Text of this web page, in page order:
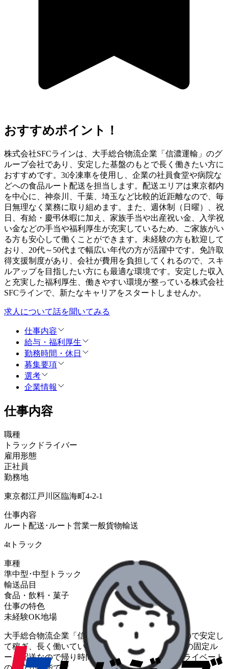
おすすめポイント！
株式会社SFCラインは、大手総合物流企業「信濃運輸」のグ
ループ会社であり、安定した基盤のもとで長く働きたい方に
おすすめです。3t冷凍車を使用し、企業の社員食堂や病院な
どへの食品ルート配送を担当します。配送エリアは東京都内
を中心に、神奈川、千葉、埼玉など比較的近距離なので、毎
日無理なく業務に取り組めます。また、週休制（日曜）、祝
日、有給・慶弔休暇に加え、家族手当や出産祝い金、入学祝
い金などの手当や福利厚生が充実しているため、ご家族がい
る方も安心して働くことができます。未経験の方も歓迎して
おり、20代～50代まで幅広い年代の方が活躍中です。免許取
得支援制度があり、会社が費用を負担してくれるので、スキ
ルアップを目指したい方にも最適な環境です。安定した収入
と充実した福利厚生、働きやすい環境が整っている株式会社
SFCラインで、新たなキャリアをスタートしませんか。
求人について話を聞いてみる
仕事内容
給与・福利厚生
勤務時間・休日
募集要項
選考
企業情報
仕事内容
職種
トラックドライバー
雇用形態
正社員
勤務地
東京都江戸川区臨海町4-2-1
仕事内容
ルート配送･ルート営業一般貨物輸送
4tトラック
車種
準中型･中型トラック
輸送品目
食品・飲料・菓子
仕事の特色
未経験OK地場
大手総合物流企業「信濃運輸」のグループ企業なので安定し
て稼ぎ、長く働いていただけます。 担当配送先への固定ル
ート配送なので帰り時間が読みやすく、仕事とプライベート